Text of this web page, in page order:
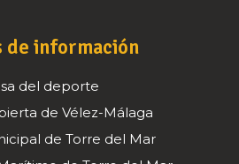
de información
del deporte
de Vélez-Málaga
de Torre del Mar